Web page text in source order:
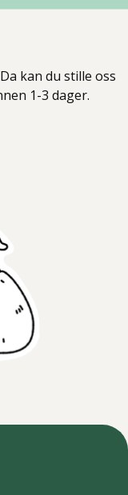
kan du stille oss
1-3 dager.